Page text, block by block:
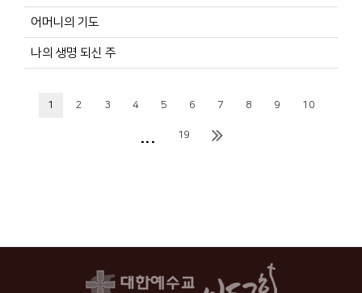
어머니의 기도
나의 생명 되신 주
1 2 3 4 5 6 7 8 9 10
... 19